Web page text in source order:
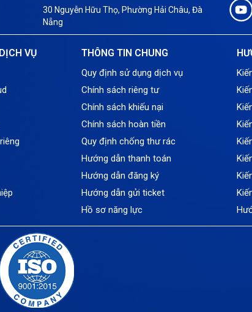
30 Nguyễn Hữu Thọ, Phường Hải Châu, Đà
Nẵng
VỤ THÔNG TIN CHUNG
Quy định sử dụng dịch vụ
Chính sách riêng tư
Chính sách khiếu nại
Chính sách hoàn tiền
Quy định chống thư rác
Hướng dẫn thanh toán
Hướng dẫn đăng ký
Hướng dẫn gửi ticket
Hồ sơ năng lực